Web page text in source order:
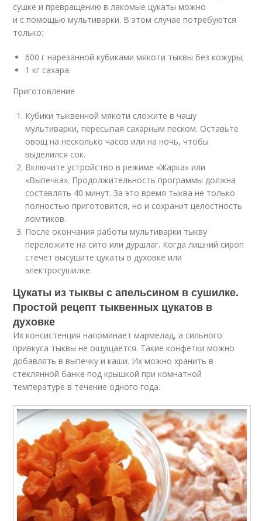
сушке и превращению в лакомые цукаты можно
и с помощью мультиварки. В этом случае потребуются
только:
600 г нарезанной кубиками мякоти тыквы без кожуры;
1 кг сахара.
Приготовление
Кубики тыквенной мякоти сложите в чашу
мультиварки, пересыпая сахарным песком. Оставьте
овощ на несколько часов или на ночь, чтобы
выделился сок.
Включите устройство в режиме «Жарка» или
«Выпечка». Продолжительность программы должна
составлять 40 минут. За это время тыква не только
полностью приготовится, но и сохранит целостность
ломтиков.
После окончания работы мультиварки тыкву
переложите на сито или дуршлаг. Когда лишний сироп
стечет высушите цукаты в духовке или
электросушилке.
Цукаты из тыквы с апельсином в сушилке.
Простой рецепт тыквенных цукатов в
духовке
Их консистенция напоминает мармелад, а сильного
привкуса тыквы не ощущается. Такие конфетки можно
добавлять в выпечку и каши. Их можно хранить в
стеклянной банке под крышкой при комнатной
температуре в течение одного года.